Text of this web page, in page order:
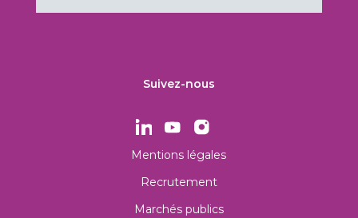
Suivez-nous
Mentions légales
Recrutement
Marchés publics